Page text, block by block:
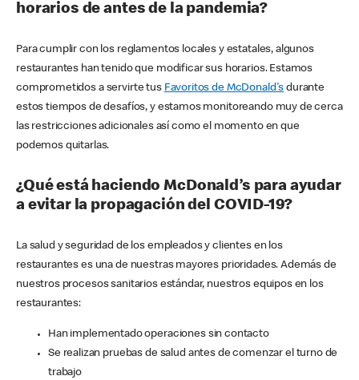
horarios de antes de la pandemia?
Para cumplir con los reglamentos locales y estatales, algunos
restaurantes han tenido que modificar sus horarios. Estamos
comprometidos a servirte tus Favoritos de McDonald's durante
estos tiempos de desafíos, y estamos monitoreando muy de cerca
las restricciones adicionales así como el momento en que
podemos quitarlas.
¿Qué está haciendo McDonald’s para ayudar
a evitar la propagación del COVID-19?
La salud y seguridad de los empleados y clientes en los
restaurantes es una de nuestras mayores prioridades. Además de
nuestros procesos sanitarios estándar, nuestros equipos en los
restaurantes:
Han implementado operaciones sin contacto
Se realizan pruebas de salud antes de comenzar el turno de
trabajo